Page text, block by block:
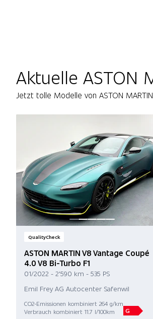
Aktuelle ASTON
Jetzt tolle Modelle von ASTON
QualityCheck
ASTON MARTIN V8 Vantage Coupé
4.0 V8 Bi-Turbo F1
01/2022 - 2'590 km - 535 PS
Emil Frey AG Autocenter Safenwil
CO2-Emissionen kombiniert 264 g/km
Verbrauch kombiniert 11.7 l/100km
G